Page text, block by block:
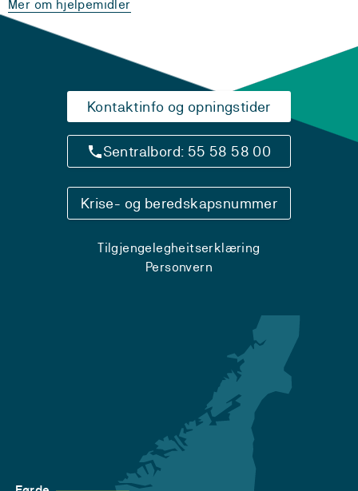
Mer om hjelpemidler
Kontaktinfo og opningstider
Sentralbord: 55 58 58 00
Krise- og beredskapsnummer
Tilgjengelegheitserklæring
Personvern